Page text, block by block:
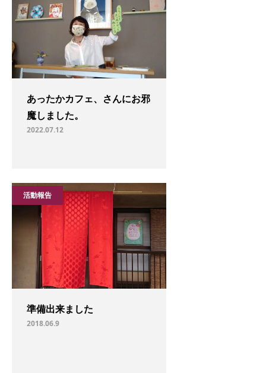
あったかカフェ、さんにお邪
魔しました。
2022.07.12
準備出来ました
2018.06.9
活動報告